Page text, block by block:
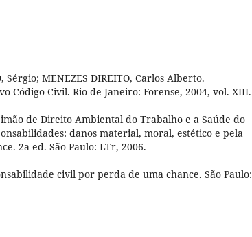
Sérgio; MENEZES DIREITO, Carlos Alberto.
Código Civil. Rio de Janeiro: Forense, 2004, vol. XIII.
de Direito Ambiental do Trabalho e a Saúde do
danos material, moral, estético e pela
2a ed. São Paulo: LTr, 2006.
civil por perda de uma chance. São Paulo: